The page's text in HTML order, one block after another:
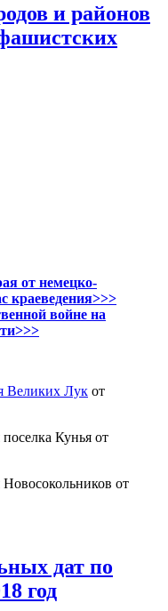
и районов
от немецко-
краеведения>>>
войне на
Великих Лук от
Кунья от
от
дат по
год